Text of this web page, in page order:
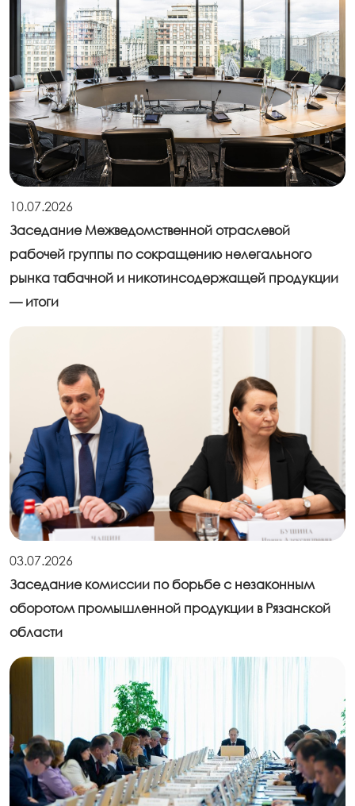
10.07.2026
Заседание Межведомственной отраслевой
рабочей группы по сокращению нелегального
рынка табачной и никотинсодержащей продукции
— итоги
03.07.2026
Заседание комиссии по борьбе с незаконным
оборотом промышленной продукции в Рязанской
области